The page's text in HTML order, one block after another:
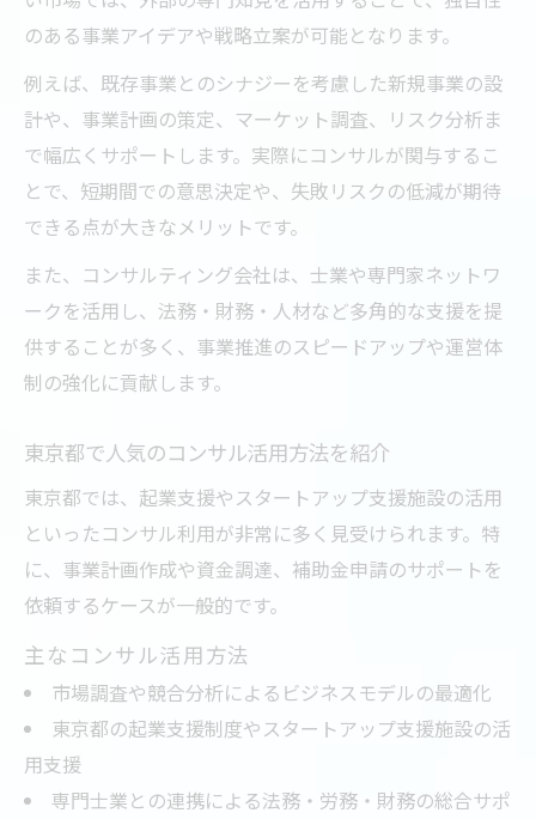
のある事業アイデアや戦略立案が可能となります。
例えば、既存事業とのシナジーを考慮した新規事業の設
計や、事業計画の策定、マーケット調査、リスク分析ま
で幅広くサポートします。実際にコンサルが関与するこ
とで、短期間での意思決定や、失敗リスクの低減が期待
できる点が大きなメリットです。
また、コンサルティング会社は、士業や専門家ネットワ
ークを活用し、法務・財務・人材など多角的な支援を提
供することが多く、事業推進のスピードアップや運営体
制の強化に貢献します。
東京都で人気のコンサル活用方法を紹介
東京都では、起業支援やスタートアップ支援施設の活用
といったコンサル利用が非常に多く見受けられます。特
に、事業計画作成や資金調達、補助金申請のサポートを
依頼するケースが一般的です。
主なコンサル活用方法
市場調査や競合分析によるビジネスモデルの最適化
東京都の起業支援制度やスタートアップ支援施設の活
用支援
専門士業との連携による法務・労務・財務の総合サポ